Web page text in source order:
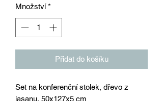
Množství *
Přidat do košíku
Set na konferenční stolek, dřevo z
jasanu, 50x127x5 cm